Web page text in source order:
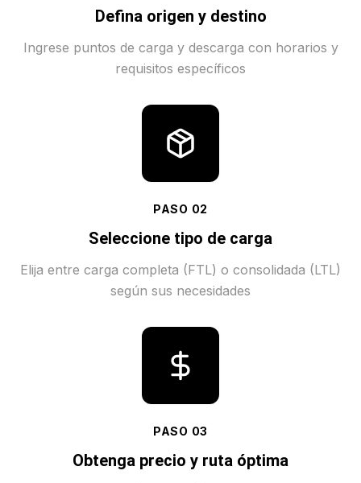
Defina origen y destino
Ingrese puntos de carga y descarga con horarios y
requisitos específicos
PASO 02
Seleccione tipo de carga
Elija entre carga completa (FTL) o consolidada (LTL)
según sus necesidades
PASO 03
Obtenga precio y ruta óptima